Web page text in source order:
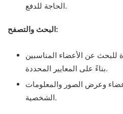
الحاجة للدفع.
البحث والتصفح:
للبحث عن الأعضاء المناسبين
بناءً على المعايير المحددة.
وعرض الصور والمعلومات
الشخصية.